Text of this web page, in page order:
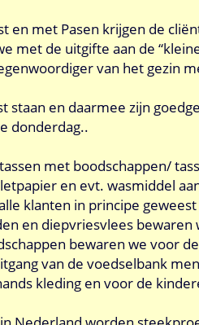
en met Pasen krijgen de
met de uitgifte aan de
van het gezin
staan en daarmee zijn
donderdag..
met boodschappen/
en evt. wasmiddel
klanten in principe
en diepvriesvlees bewaren
bewaren we voor
van de voedselbank
kleding en voor de